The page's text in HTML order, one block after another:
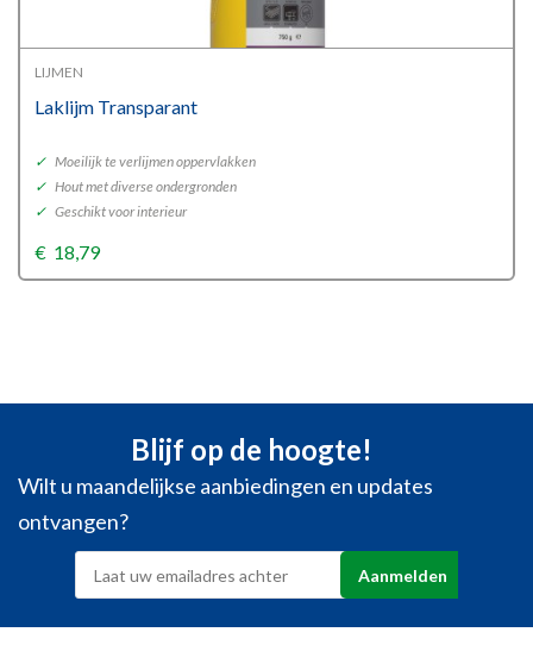
LIJMEN
Laklijm Transparant
✓ Moeilijk te verlijmen oppervlakken
✓ Hout met diverse ondergronden
✓ Geschikt voor interieur
€ 18,79
Blijf op de hoogte!
Wilt u maandelijkse aanbiedingen en updates
ontvangen?